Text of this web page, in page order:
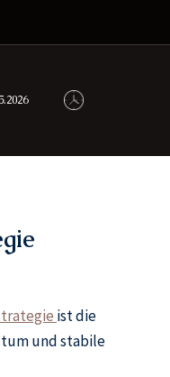
ist die
und stabile